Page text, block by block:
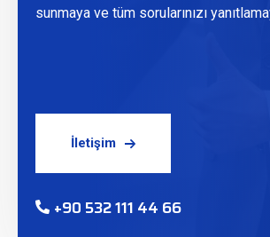
sunmaya ve tüm sorularınızı
İletişim
+90 532 111 44 66